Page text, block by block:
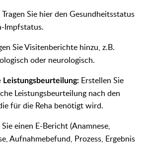
Tragen Sie hier den Gesundheitsstatus
Impfstatus.
Sie Visitenberichte hinzu, z.B.
oder neurologisch.
Leistungsbeurteilung: Erstellen Sie
Leistungsbeurteilung nach den
für die Reha benötigt wird.
einen E-Bericht (Anamnese,
Aufnahmebefund, Prozess, Ergebnis